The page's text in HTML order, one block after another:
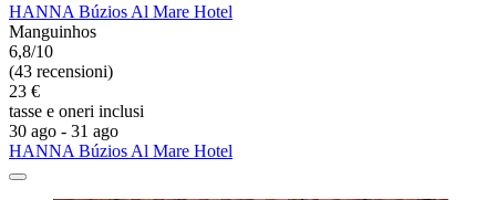
HANNA Búzios Al Mare Hotel
Manguinhos
6,8/10
(43 recensioni)
23 €
tasse e oneri inclusi
30 ago - 31 ago
HANNA Búzios Al Mare Hotel